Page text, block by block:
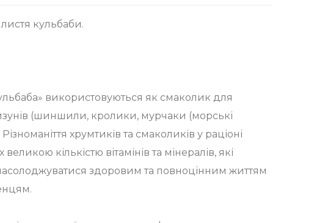
кульбаби.
використовуються як смаколик для
(шиншили, кролики, мурчаки (морські
хрумтиків та смаколиків у раціоні
великою кількістю вітамінів та мінералів, які
здоровим та повноцінним життям